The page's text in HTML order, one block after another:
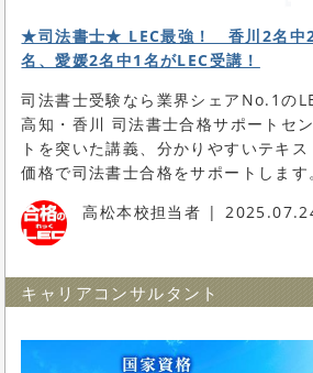
★司法書士★ LEC最強！ 香川2名中
名、愛媛2名中1名がLEC受講！
司法書士受験なら業界シェアNo.1の
高知・香川 司法書士合格サポートセ
トを突いた講義、分かりやすいテキ
価格で司法書士合格をサポートします
高松本校担当者
キャリアコンサルタント